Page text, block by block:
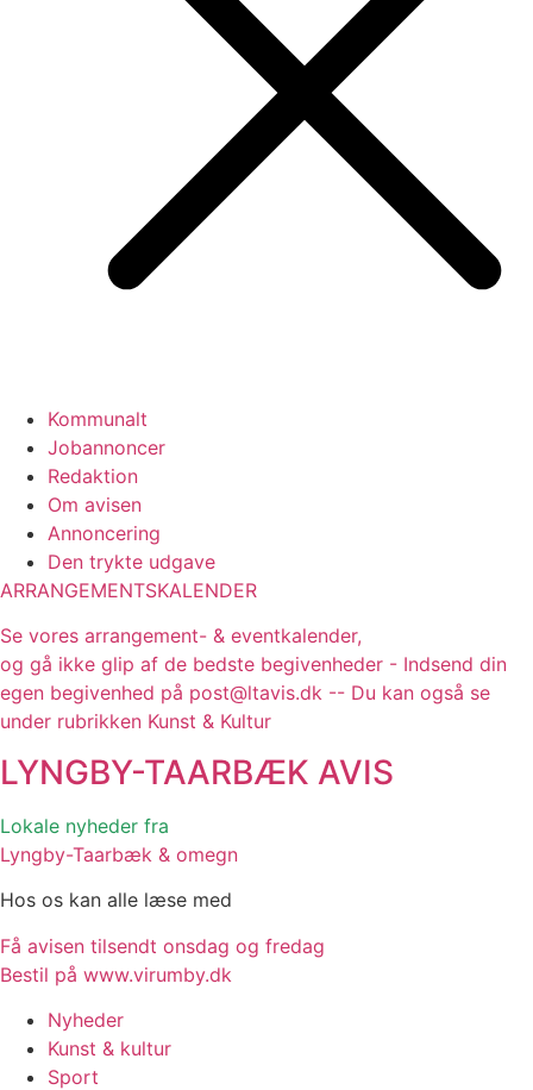
Kommunalt
Jobannoncer
Redaktion
Om avisen
Annoncering
Den trykte udgave
ARRANGEMENTSKALENDER
Se vores arrangement- & eventkalender,
og gå ikke glip af de bedste begivenheder - Indsend din
egen begivenhed på post@ltavis.dk -- Du kan også se
under rubrikken Kunst & Kultur
LYNGBY-TAARBÆK AVIS
Lokale nyheder fra
Lyngby-Taarbæk & omegn
Hos os kan alle læse med
Få avisen tilsendt onsdag og fredag
Bestil på www.virumby.dk
Nyheder
Kunst & kultur
Sport